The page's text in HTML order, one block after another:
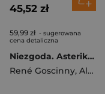
45,52 zł
59,99 zł - sugerowana
cena detaliczna
Niezgoda. Asteriks. Tom 15
René Goscinny, Albert Uderzo